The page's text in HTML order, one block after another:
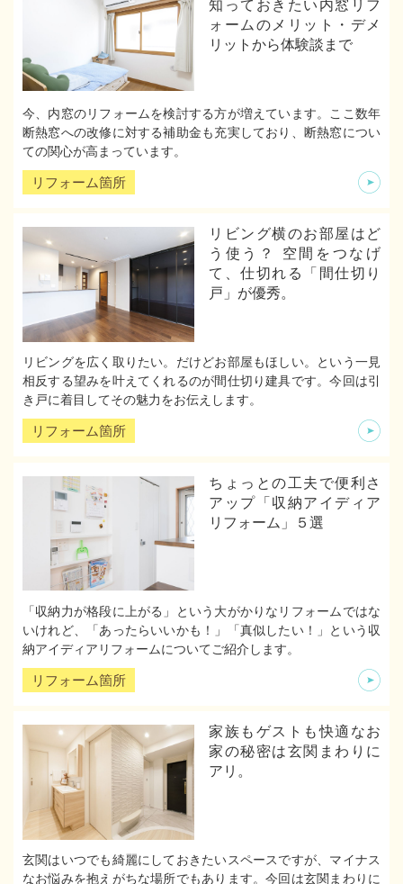
知っておきたい内窓リフ
ォームのメリット・デメ
リットから体験談まで
今、内窓のリフォームを検討する方が増えています。ここ数年
断熱窓への改修に対する補助金も充実しており、断熱窓につい
ての関心が高まっています。
リフォーム箇所
リビング横のお部屋はど
う使う？ 空間をつなげ
て、仕切れる「間仕切り
戸」が優秀。
リビングを広く取りたい。だけどお部屋もほしい。という一見
相反する望みを叶えてくれるのが間仕切り建具です。今回は引
き戸に着目してその魅力をお伝えします。
リフォーム箇所
ちょっとの工夫で便利さ
アップ「収納アイディア
リフォーム」５選
「収納力が格段に上がる」という大がかりなリフォームではな
いけれど、「あったらいいかも！」「真似したい！」という収
納アイディアリフォームについてご紹介します。
リフォーム箇所
家族もゲストも快適なお
家の秘密は玄関まわりに
アリ。
玄関はいつでも綺麗にしておきたいスペースですが、マイナス
なお悩みを抱えがちな場所でもあります。今回は玄関まわりに